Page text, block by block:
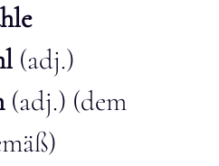
(adj.)
(adj.) (dem